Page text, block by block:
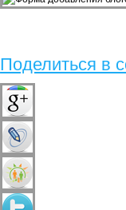
Поделиться в